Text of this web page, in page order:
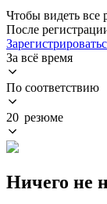
Чтобы видеть все
После
За всё время
По соответствию
20 резюме
Ничего не